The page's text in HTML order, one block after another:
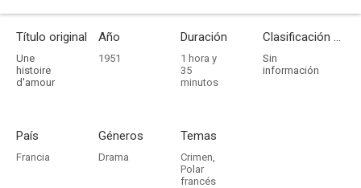
Título original
Une
histoire
d'amour
Año
1951
Duración
1 hora y
35
minutos
Clasificación por edades
Sin
información
País
Francia
Géneros
Drama
Temas
Crimen,
Polar
francés